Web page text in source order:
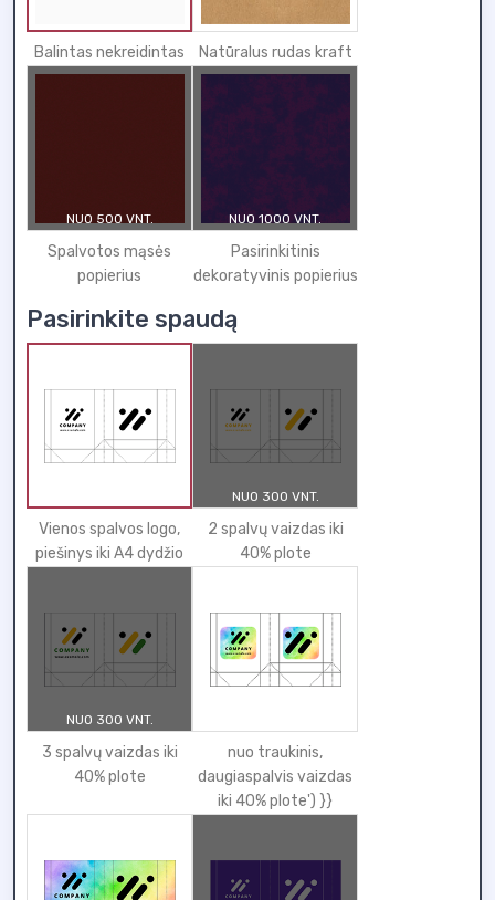
Balintas nekreidintas Natūralus rudas kraft
NUO 500 VNT.
Spalvotos mąsės
popierius
NUO 1000 VNT.
Pasirinkitinis
dekoratyvinis popierius
Pasirinkite spaudą
Vienos spalvos logo,
piešinys iki A4 dydžio
NUO 300 VNT.
2 spalvų vaizdas iki
40% plote
NUO 300 VNT.
3 spalvų vaizdas iki
40% plote
nuo traukinis,
daugiaspalvis vaizdas
iki 40% plote') }}